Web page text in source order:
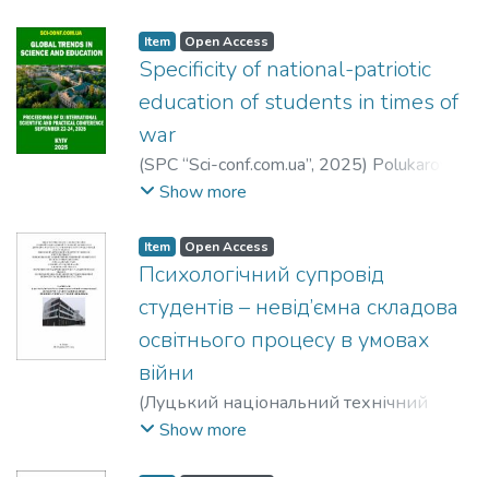
Item Open Access
Specificity of national-patriotic
education of students in times of
war
(SPC “Sci-conf.com.ua”, 2025) Polukarov,
Yury Oleksiyovych
Show more
Item Open Access
Психологічний супровід
студентів – невід’ємна складова
освітнього процесу в умовах
війни
(Луцький національний технічний
університет,2025-04-30
Show more